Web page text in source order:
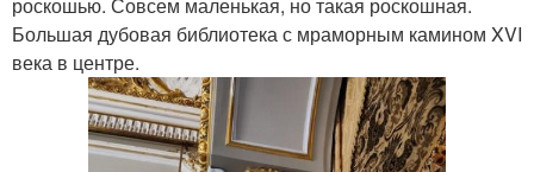
Большая дубовая библиотека с мраморным камином XVI
века в центре.